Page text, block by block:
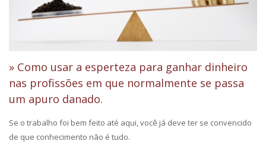
» Como usar a esperteza para ganhar dinheiro
nas profissões em que normalmente se passa
um apuro danado.
Se o trabalho foi bem feito até aqui, você já deve ter se convencido
de que conhecimento não é tudo.